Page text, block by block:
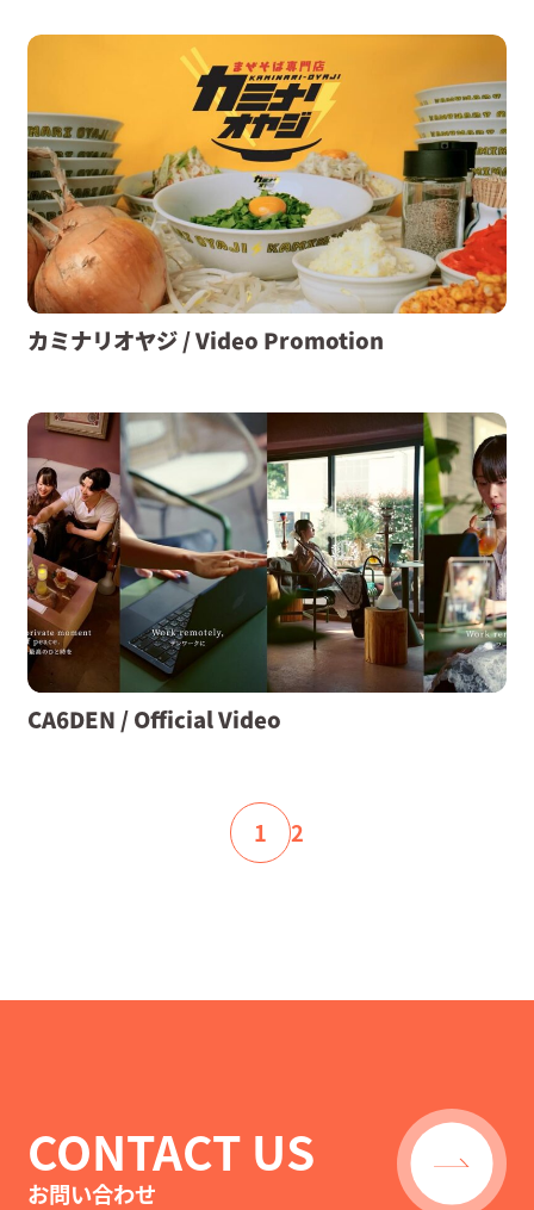
カミナリオヤジ / Video Promotion
CA6DEN / Official Video
1 2
CONTACT US
お問い合わせ